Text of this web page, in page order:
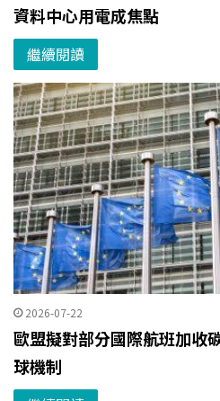
資料中心用電成焦點
繼續閱讀
2026-07-22
歐盟擬對部分國際航班加收
球機制